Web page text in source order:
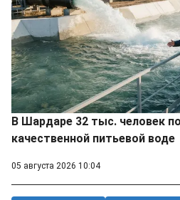
В Шардаре 32 тыс. человек
качественной питьевой воде
05 августа 2026 10:04